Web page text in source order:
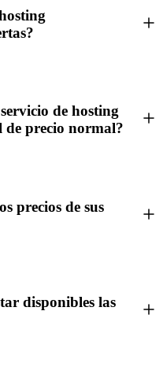
de hosting
de precio normal?
precios de sus
disponibles las